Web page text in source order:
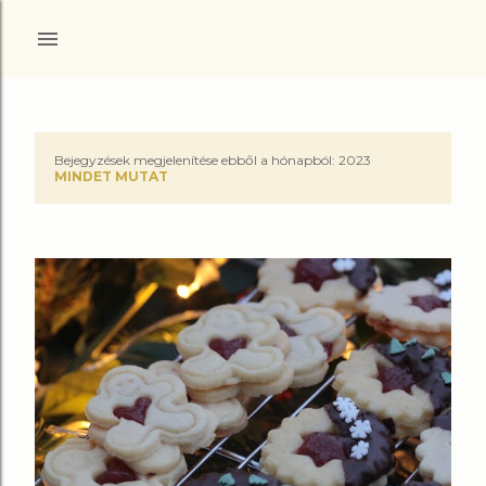
j
e
g
y
z
é
Bejegyzések megjelenítése ebből a hónapból: 2023
MINDET MUTAT